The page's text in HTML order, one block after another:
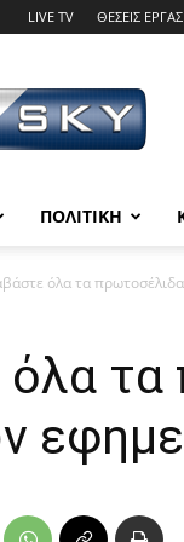
LIVE TV ΘΕΣΕΙΣ
ΠΟΛΙΤΙΚΗ
όλα τα
όλα